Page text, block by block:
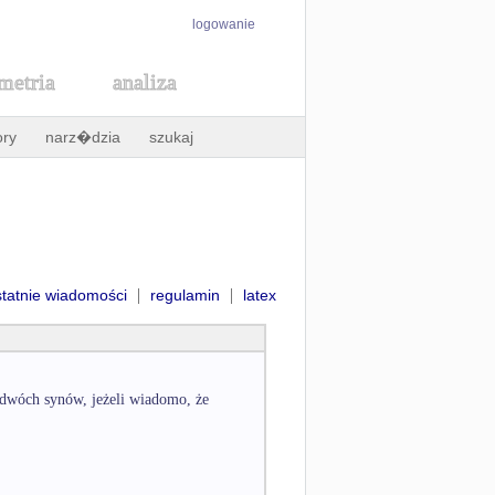
logowanie
analiza
narz�dzia szukaj
wiadomości | regulamin | latex
synów, jeżeli wiadomo, że